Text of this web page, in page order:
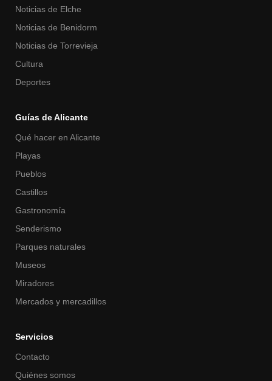
Noticias de Elche
Noticias de Benidorm
Noticias de Torrevieja
Cultura
Deportes
Guías de Alicante
Qué hacer en Alicante
Playas
Pueblos
Castillos
Gastronomía
Senderismo
Parques naturales
Museos
Miradores
Mercados y mercadillos
Servicios
Contacto
Quiénes somos